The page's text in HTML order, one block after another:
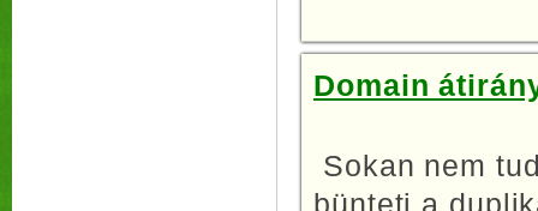
Domain
Sokan nem
bünteti a